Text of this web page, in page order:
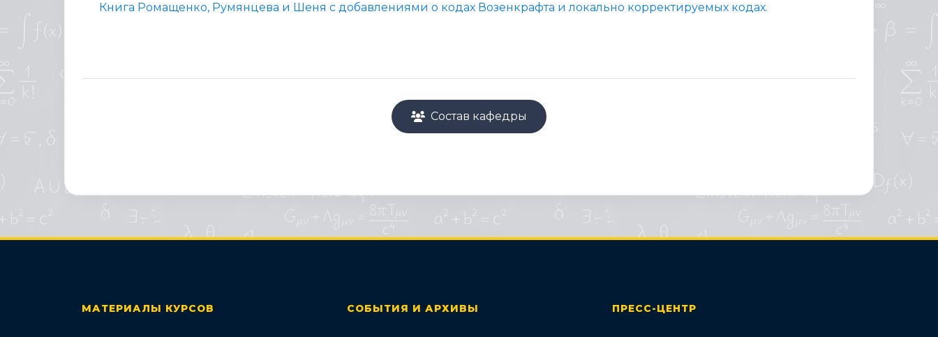
Книга Ромащенко, Румянцева и Шеня с добавлениями о кодах Возенкрафта и локально корректируемых кодах.
Состав кафедры
МАТЕРИАЛЫ КУРСОВ СОБЫТИЯ И АРХИВЫ ПРЕСС-ЦЕНТР